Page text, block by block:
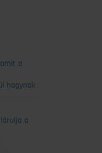
a
hagynak
a